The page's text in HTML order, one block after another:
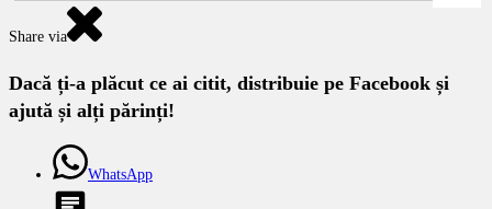
Share via
Dacă ți-a plăcut ce ai citit, distribuie pe Facebook și
ajută și alți părinți!
WhatsApp